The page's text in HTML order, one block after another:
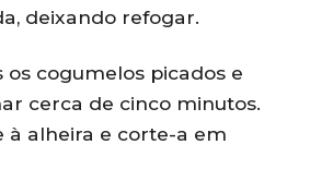
deixando refogar.
os cogumelos picados e
cerca de cinco minutos.
à alheira e corte-a em